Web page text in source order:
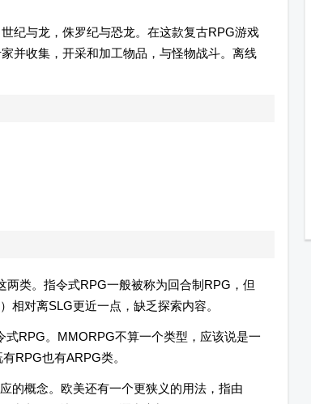
纪与龙，侏罗纪与恐龙。在这款复古RPG游戏
并收集，开采和加工物品，与怪物战斗。离线
类。指令式RPG一般被称为回合制RPG，但
相对离SLG更近一点，缺乏探索内容。
RPG。MMORPG不算一个类型，应该说是一
RPG也有ARPG类。
的概念。欧美还有一个更狭义的用法，指由